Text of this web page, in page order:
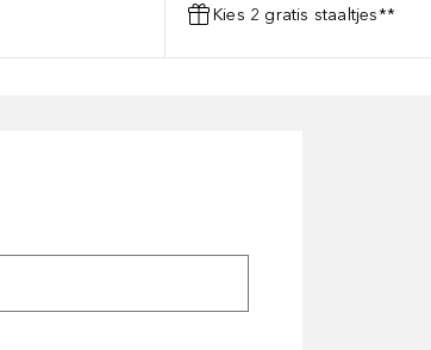
Kies 2 gratis staaltjes**